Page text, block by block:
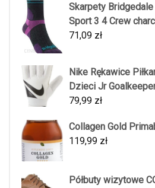
Skarpety
Sport 3 4 Crew
71,09 zł
Nike Rękawice
Dzieci Jr
79,99 zł
Collagen Gold
119,99 zł
Półbuty wizytowe